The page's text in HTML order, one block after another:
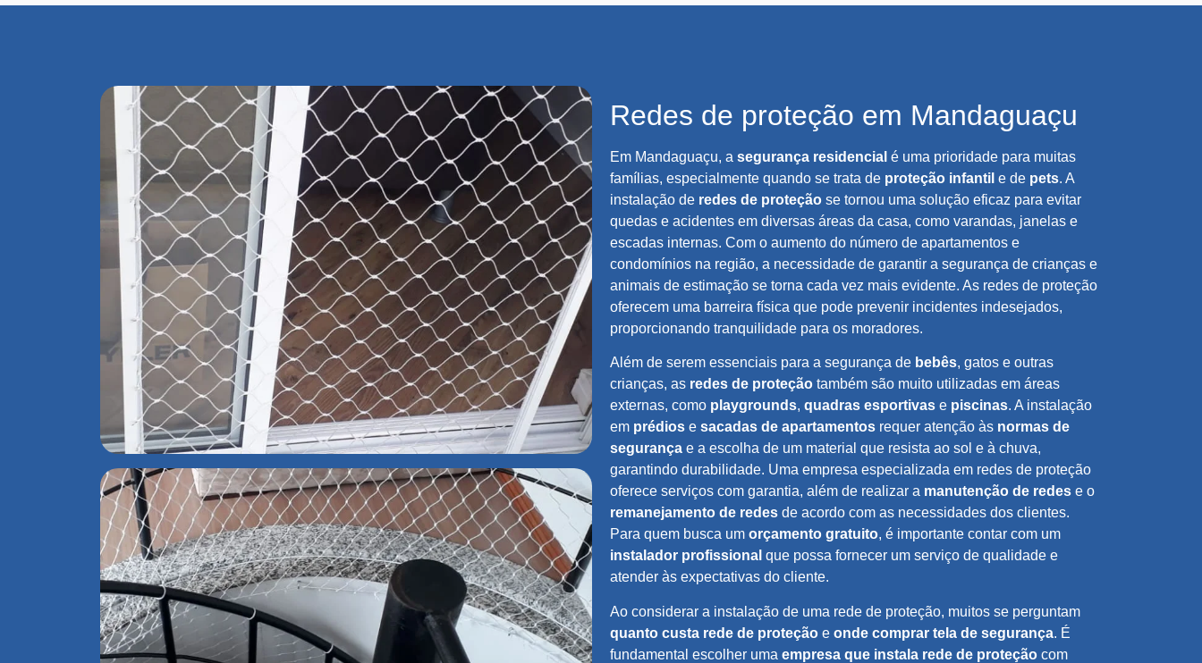
Redes de proteção em Mandaguaçu
Em Mandaguaçu, a segurança residencial é uma prioridade para muitas
famílias, especialmente quando se trata de proteção infantil e de pets. A
instalação de redes de proteção se tornou uma solução eficaz para evitar
quedas e acidentes em diversas áreas da casa, como varandas, janelas e
escadas internas. Com o aumento do número de apartamentos e
condomínios na região, a necessidade de garantir a segurança de crianças e
animais de estimação se torna cada vez mais evidente. As redes de proteção
oferecem uma barreira física que pode prevenir incidentes indesejados,
proporcionando tranquilidade para os moradores.
Além de serem essenciais para a segurança de bebês, gatos e outras
crianças, as redes de proteção também são muito utilizadas em áreas
externas, como playgrounds, quadras esportivas e piscinas. A instalação
em prédios e sacadas de apartamentos requer atenção às normas de
segurança e a escolha de um material que resista ao sol e à chuva,
garantindo durabilidade. Uma empresa especializada em redes de proteção
oferece serviços com garantia, além de realizar a manutenção de redes e o
remanejamento de redes de acordo com as necessidades dos clientes.
Para quem busca um orçamento gratuito, é importante contar com um
instalador profissional que possa fornecer um serviço de qualidade e
atender às expectativas do cliente.
Ao considerar a instalação de uma rede de proteção, muitos se perguntam
quanto custa rede de proteção e onde comprar tela de segurança. É
fundamental escolher uma empresa que instala rede de proteção com